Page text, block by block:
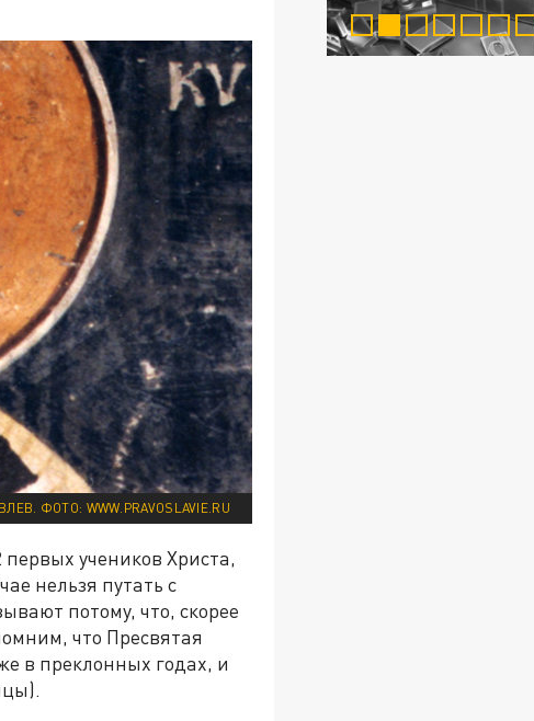
ФОТО: WWW.PRAVOSLAVIE.RU
первых учеников Христа,
нельзя путать с
потому, что, скорее
что Пресвятая
в преклонных годах, и